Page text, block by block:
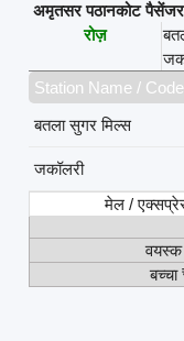
अमृतसर पठानकोट पैसेंजर
रोज़
Station Name / Code
बतला सुगर मिल्स
जकॉलरी
मेल /
बच्चा